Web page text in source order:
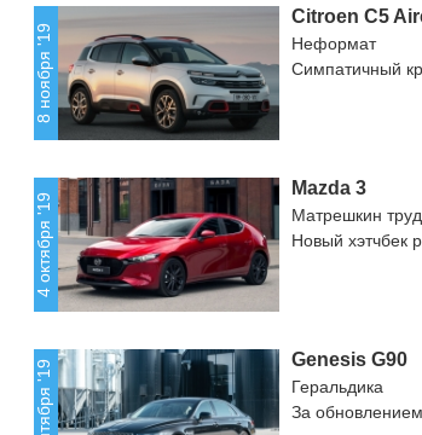
8 ноября '19
Citroen C5
Неформат
Симпатичный
4 октября '19
Mazda 3
Матрешкин труд
Новый хэтчбек
Genesis G90
Геральдика
За